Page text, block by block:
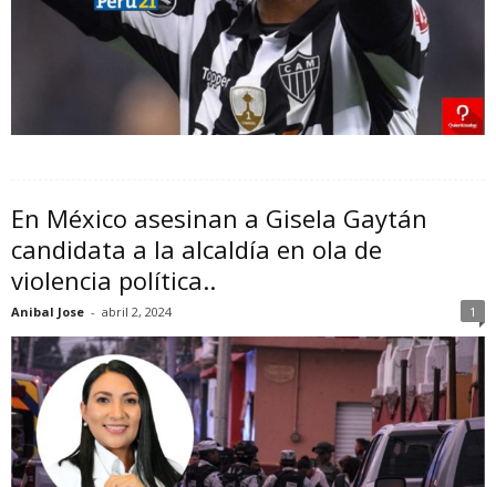
En México asesinan a Gisela Gaytán
candidata a la alcaldía en ola de
violencia política..
Anibal Jose - abril 2, 2024 1